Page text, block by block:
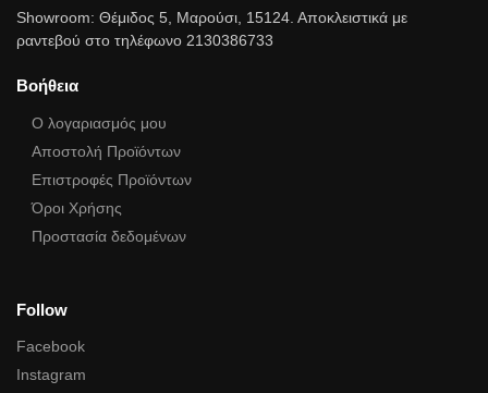
Showroom: Θέμιδος 5, Μαρούσι, 15124. Αποκλειστικά με
ραντεβού στο τηλέφωνο 2130386733
Βοήθεια
Ο λογαριασμός μου
Αποστολή Προϊόντων
Επιστροφές Προϊόντων
Όροι Χρήσης
Προστασία δεδομένων
Follow
Facebook
Instagram